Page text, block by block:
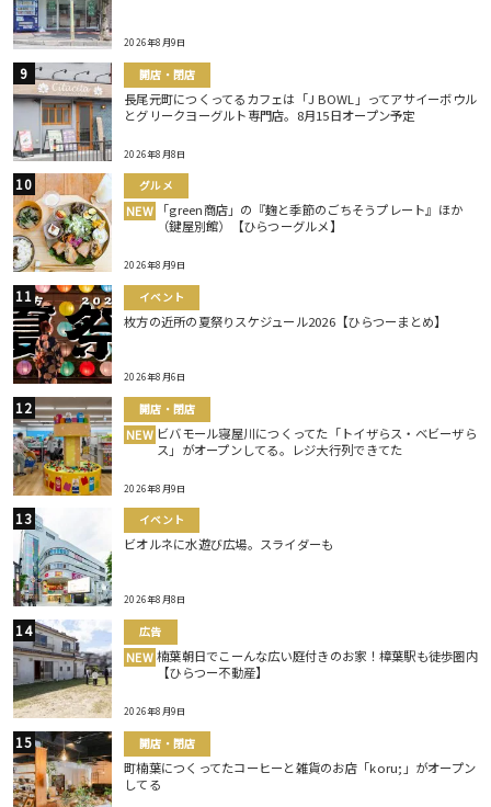
2026年8月9日
開店・閉店
長尾元町につくってるカフェは「J BOWL」ってアサイーボウル
とグリークヨーグルト専門店。8月15日オープン予定
2026年8月8日
グルメ
NEW
「green商店」の『麹と季節のごちそうプレート』ほか
（鍵屋別館）【ひらつーグルメ】
2026年8月9日
イベント
枚方の近所の夏祭りスケジュール2026【ひらつーまとめ】
2026年8月6日
開店・閉店
NEW ビバモール寝屋川につくってた「トイザらス・ベビーザら
ス」がオープンしてる。レジ大行列できてた
2026年8月9日
イベント
ビオルネに水遊び広場。スライダーも
2026年8月8日
広告
NEW 楠葉朝日でこーんな広い庭付きのお家！樟葉駅も徒歩圏内
【ひらつー不動産】
2026年8月9日
開店・閉店
町楠葉につくってたコーヒーと雑貨のお店「koru;」がオープン
してる